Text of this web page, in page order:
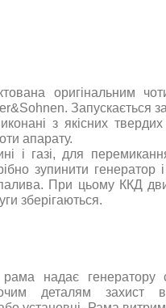
оригінальним
. Запускається
з якісних твердих
апарату.
і газі, для
зупинити генератор і
. При цьому ККД
зберігаються.
рама надає генератору
деталям захист